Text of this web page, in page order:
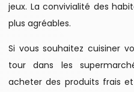
jeux. La convivialité des
plus agréables.
Si vous souhaitez cuisiner
tour dans les
acheter des produits frais